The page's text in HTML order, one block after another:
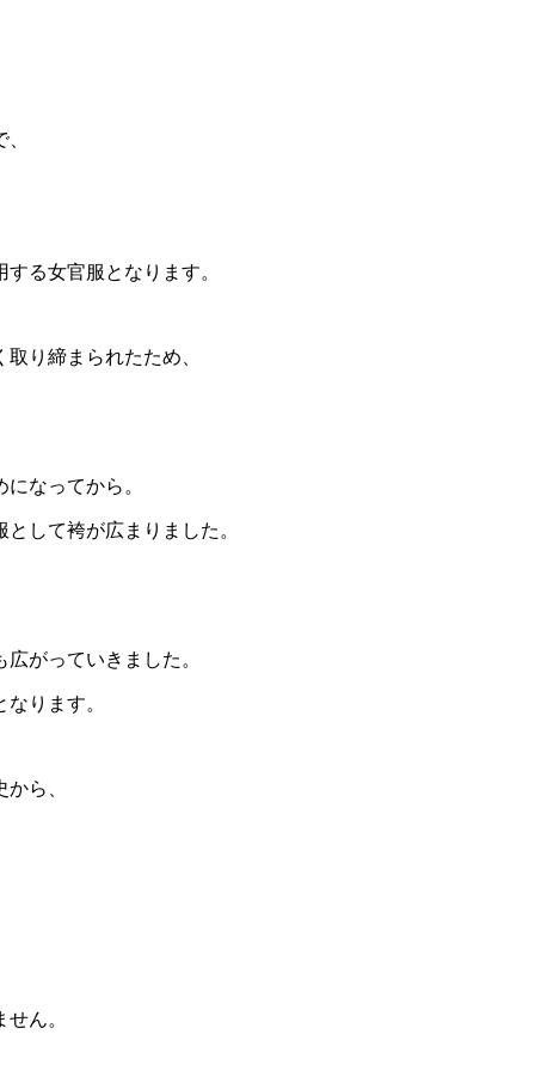
る女官服となります。
り締まられたため、
なってから。
して袴が広まりました。
がっていきました。
ります。
ら、
ん。